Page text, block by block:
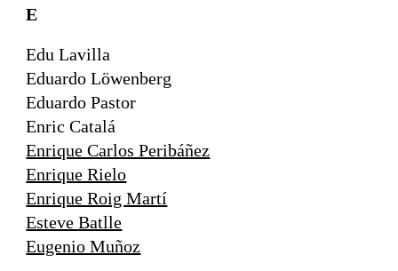
E
Edu Lavilla
Eduardo Löwenberg
Eduardo Pastor
Enric Catalá
Enrique Carlos Peribáñez
Enrique Rielo
Enrique Roig Martí
Esteve Batlle
Eugenio Muñoz